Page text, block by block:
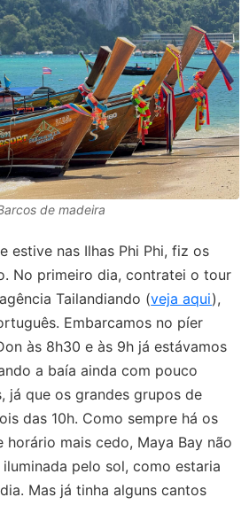
de madeira
estive nas Ilhas Phi Phi, fiz os
No primeiro dia, contratei o tour
Tailandiando (veja aqui),
Embarcamos no píer
às 8h30 e às 9h já estávamos
a baía ainda com pouco
já que os grandes grupos de
das 10h. Como sempre há os
horário mais cedo, Maya Bay não
pelo sol, como estaria
Mas já tinha alguns cantos